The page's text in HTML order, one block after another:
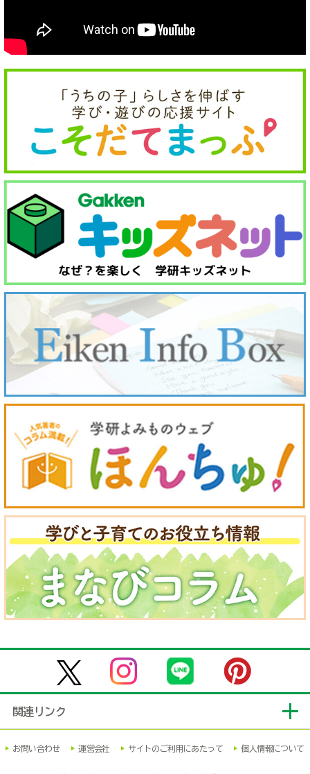
関連リンク
お問い合わせ 運営会社 サイトのご利用にあたって 個人情報について